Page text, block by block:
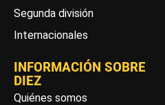
Segunda división
Internacionales
INFORMACIÓN SOBRE
DIEZ
Quiénes somos